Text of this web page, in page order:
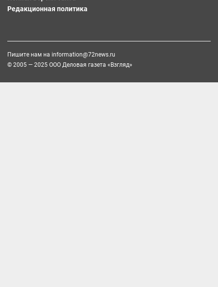
Редакционная политика
Пишите нам на information@72news.ru
© 2005 — 2025 ООО Деловая газета «Взгляд»